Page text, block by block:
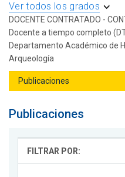
Ver todos los grados
DOCENTE CONTRATADO -
Docente a tiempo completo
Departamento Académico de
Arqueología
Publicaciones
FILTRAR POR: